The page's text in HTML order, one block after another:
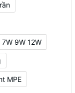
9W 12W
MPE